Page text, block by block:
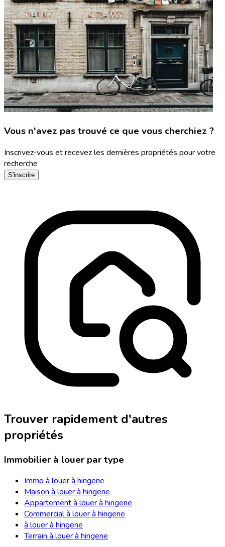
Vous n'avez pas trouvé ce que vous cherchiez ?
Inscrivez-vous et recevez les dernières propriétés pour votre
recherche
S'inscrire
Trouver rapidement d'autres
propriétés
Immobilier à louer par type
Immo à louer à hingene
Maison à louer à hingene
Appartement à louer à hingene
Commercial à louer à hingene
à louer à hingene
Terrain à louer à hingene